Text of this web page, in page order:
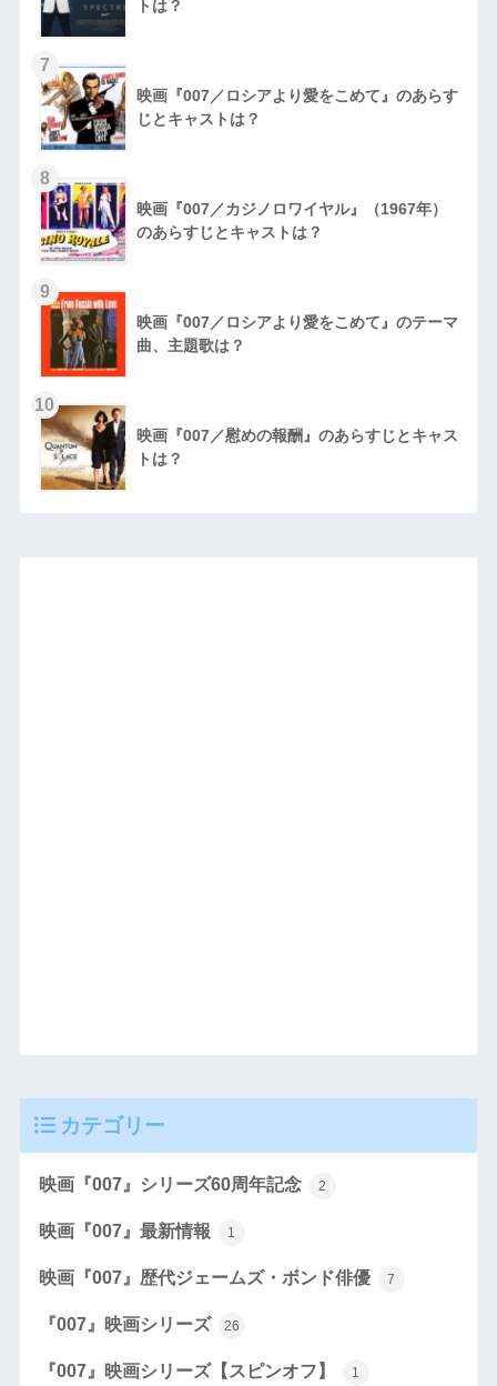
トは？
7
映画『007／ロシアより愛をこめて』のあらす
じとキャストは？
8
映画『007／カジノロワイヤル』（1967年）
のあらすじとキャストは？
9
映画『007／ロシアより愛をこめて』のテーマ
曲、主題歌は？
10
映画『007／慰めの報酬』のあらすじとキャス
トは？
カテゴリー
映画『007』シリーズ60周年記念 2
映画『007』最新情報 1
映画『007』歴代ジェームズ・ボンド俳優 7
『007』映画シリーズ 26
『007』映画シリーズ【スピンオフ】 1